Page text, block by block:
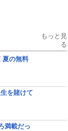
もっと見
る
夏の無料
を賭けて
満載だっ